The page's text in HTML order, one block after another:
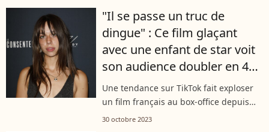
de villégiature. Les cigales, le...
"Il se passe un truc de
dingue" : Ce film glaçant
avec une enfant de star voit
son audience doubler en 48h
grâce à TikTok
Une tendance sur TikTok fait exploser
un film français au box-office depuis
quelques jours. Au casting de ce film,
30 octobre 2023